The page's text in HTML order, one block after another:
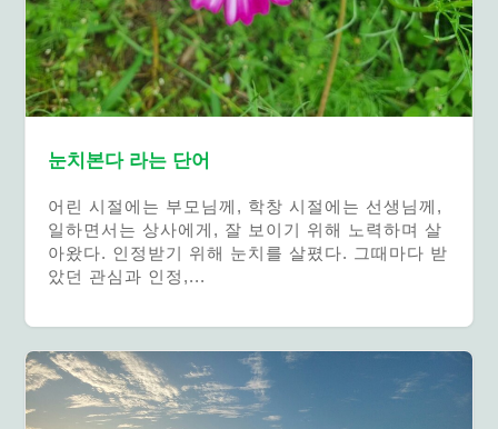
눈치본다 라는 단어
어린 시절에는 부모님께, 학창 시절에는 선생님께,
일하면서는 상사에게, 잘 보이기 위해 노력하며 살
아왔다. 인정받기 위해 눈치를 살폈다. 그때마다 받
았던 관심과 인정,...